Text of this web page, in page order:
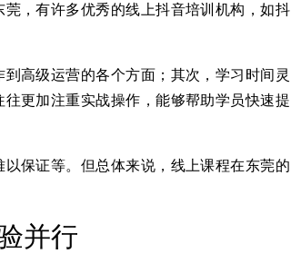
，有许多优秀的线上抖音培训机构，如抖
高级运营的各个方面；其次，学习时间灵
更加注重实战操作，能够帮助学员快速提
保证等。但总体来说，线上课程在东莞的
并行